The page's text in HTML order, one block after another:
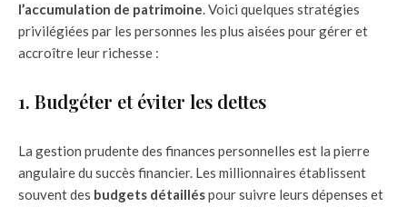
l’accumulation de patrimoine. Voici quelques stratégies
privilégiées par les personnes les plus aisées pour gérer et
accroître leur richesse :
1. Budgéter et éviter les dettes
La gestion prudente des finances personnelles est la pierre
angulaire du succès financier. Les millionnaires établissent
souvent des budgets détailléspour suivre leurs dépenses et